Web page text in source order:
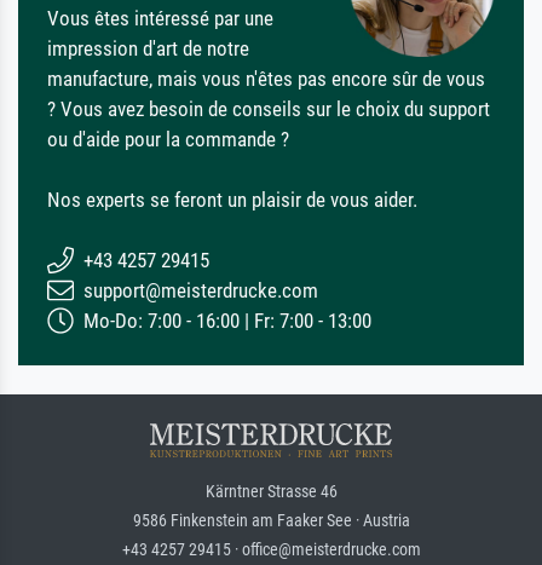
Vous êtes intéressé par une
impression d'art de notre
manufacture, mais vous n'êtes pas encore sûr de vous
? Vous avez besoin de conseils sur le choix du support
ou d'aide pour la commande ?
Nos experts se feront un plaisir de vous aider.
+43 4257 29415
support@meisterdrucke.com
Mo-Do: 7:00 - 16:00 | Fr: 7:00 - 13:00
Kärntner Strasse 46
9586 Finkenstein am Faaker See · Austria
+43 4257 29415 · office@meisterdrucke.com